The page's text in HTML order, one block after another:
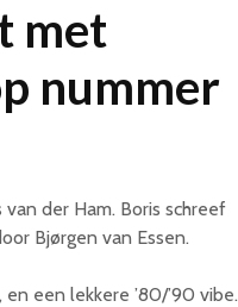
met
nummer
der Ham. Boris schreef
Bjørgen van Essen.
een lekkere ’80/’90 vibe.